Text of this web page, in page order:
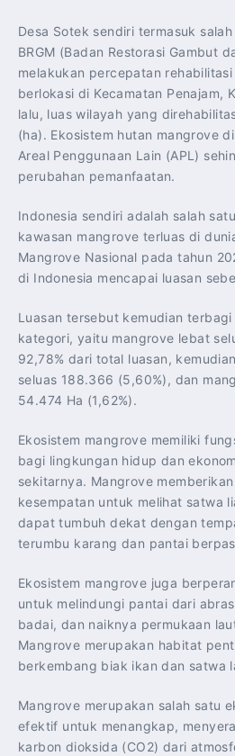
Desa Sotek sendiri termasuk
BRGM (Badan Restorasi Gambut
melakukan percepatan
berlokasi di Kecamatan Penajam,
lalu, luas wilayah yang
(ha). Ekosistem hutan mangrove
Areal Penggunaan Lain (APL)
perubahan pemanfaatan.
Indonesia sendiri adalah salah
kawasan mangrove terluas di
Mangrove Nasional pada tahun
di Indonesia mencapai luasan
Luasan tersebut kemudian
kategori, yaitu mangrove lebat
92,78% dari total luasan,
seluas 188.366 (5,60%), dan
54.474 Ha (1,62%).
Ekosistem mangrove memiliki
bagi lingkungan hidup dan
sekitarnya. Mangrove
kesempatan untuk melihat satwa
dapat tumbuh dekat dengan
terumbu karang dan pantai
Ekosistem mangrove juga
untuk melindungi pantai dari
badai, dan naiknya permukaan
Mangrove merupakan habitat
berkembang biak ikan dan satwa
Mangrove merupakan salah satu
efektif untuk menangkap,
karbon dioksida (CO2) dari